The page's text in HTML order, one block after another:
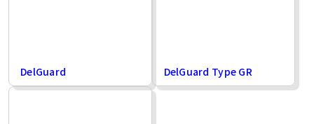
DelGuard DelGuard Type GR